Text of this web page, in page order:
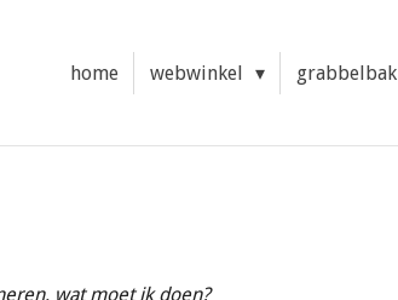
home webwinkel grabbelbak
wat moet ik doen?